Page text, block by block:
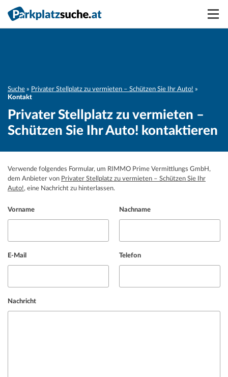
Suche
Privater Stellplatz zu vermieten – Schützen Sie Ihr Auto!
Kontakt
Privater Stellplatz zu vermieten –
Schützen Sie Ihr Auto! kontaktieren
Verwende folgendes Formular, um RIMMO Prime Vermittlungs GmbH,
dem Anbieter von Privater Stellplatz zu vermieten – Schützen Sie Ihr
Auto!, eine Nachricht zu hinterlassen.
Vorname Nachname
E-Mail Telefon
Nachricht